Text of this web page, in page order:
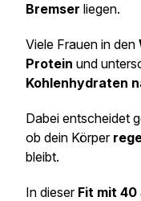
Bremser liegen.
Viele Frauen in den
Protein und
Kohlenhydraten
Dabei entscheidet
ob dein Körper
bleibt.
In dieser Fit mit